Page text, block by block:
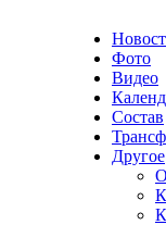
Фото
Видео
Состав
Другое